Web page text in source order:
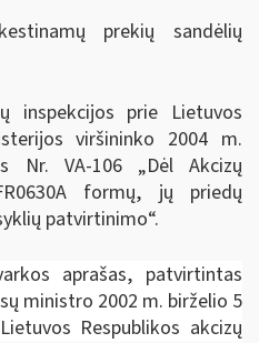
prekių sandėlių
inspekcijos prie Lietuvos
viršininko 2004 m.
Nr. VA-106 „Dėl Akcizų
formų, jų priedų
patvirtinimo“.
aprašas, patvirtintas
ministro 2002 m. birželio 5
Respublikos akcizų